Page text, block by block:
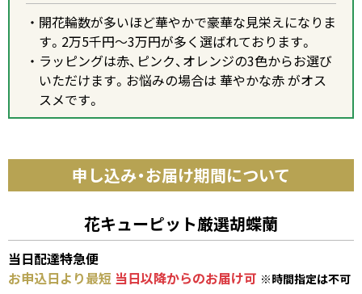
開花輪数が多いほど華やかで豪華な見栄えになりま
す。2万5千円～3万円が多く選ばれております。
ラッピングは赤、ピンク、オレンジの3色からお選び
いただけます。お悩みの場合は 華やかな赤 がオス
スメです。
申し込み・お届け期間について
花キューピット厳選胡蝶蘭
当日配達特急便
お申込日より最短 当日以降からのお届け可 ※時間指定は不可